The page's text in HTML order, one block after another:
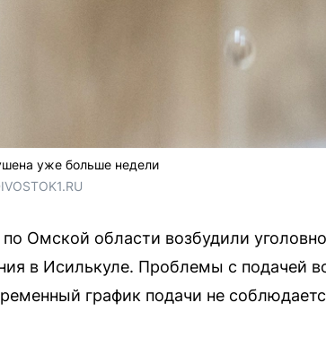
уже больше недели
Омской области возбудили
в Исилькуле. Проблемы с подачей
график подачи не